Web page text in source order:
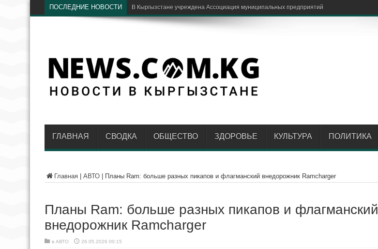
ПОСЛЕДНИЕ НОВОСТИ Бишкекские хирурги с
ГЛАВНАЯ СВОДКА ОБЩЕСТВО ЗДОРОВЬЕ КУЛЬТУРА ПОЛИТИКА
Главная АВТО Планы Ram: больше разных пикапов и флагманский внедорожник Ramcharger
Планы Ram: больше разных пикапов и флагманский
внедорожник Ramcharger
в АВТО 26.05.2026 00:15